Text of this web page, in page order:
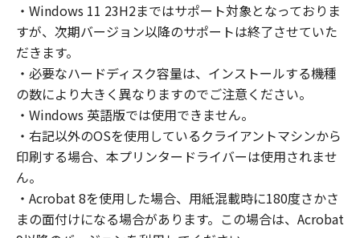
ェア」を使用させることができますが、かかる
コンピューターの使用者に本契約書上の義務お
よび条件を遵守させるとともに、その履行に関
し全責任を負うことを条件とします。
(2) お客様は、上記(1)に基づいて「本ソフトウ
ェア」を使用するためのバックアップとして、
「本ソフトウェア」を１部、複製することがで
きます。
(3) 上記(1)および(2)に定める場合を除き、キヤ
知的財産権も、明示たると黙示たるとを問わ
ず、本契約書によってお客様に譲渡あるいは許
・Windows 11 23H2まではサポート対象となっておりま
すが、次期バージョン以降のサポートは終了させていた
だきます。
・必要なハードディスク容量は、インストールする機種
の数により大きく異なりますのでご注意ください。
・Windows 英語版では使用できません。
・右記以外のOSを使用しているクライアントマシンから
印刷する場合、本プリンタードライバーは使用されませ
ん。
・Acrobat 8を使用した場合、用紙混載時に180度さかさ
まの面付けになる場合があります。この場合は、Acrobat